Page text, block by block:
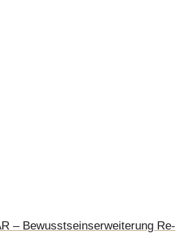
– Bewusstseinserweiterung Re-